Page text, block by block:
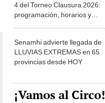
4 del Torneo Clausura 2026:
programación, horarios y
Senamhi advierte llegada de
LLUVIAS EXTREMAS en 65
provincias desde HOY
¡Vamos al Circo!